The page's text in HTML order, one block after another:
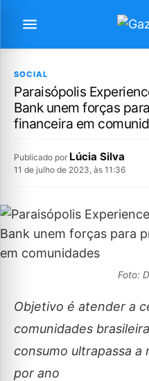
SOCIAL
Paraisópolis
Bank unem forças
financeira em
Publicado por Lúcia Silva
11 de julho de 2023, às 11:36
Foto:
Objetivo é atender a
comunidades
consumo ultrapassa a
por ano